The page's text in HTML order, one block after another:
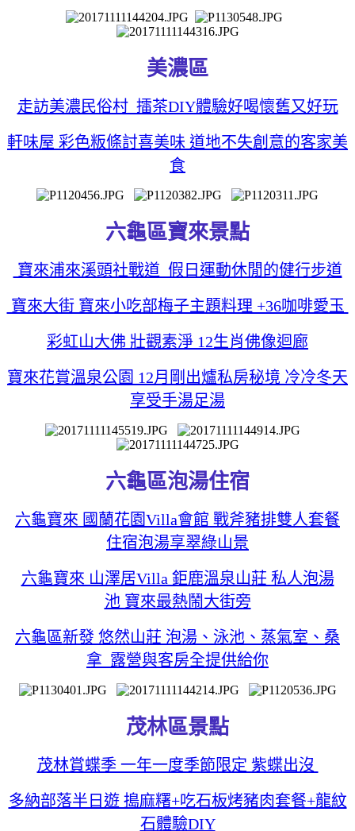
美濃區
走訪美濃民俗村 擂茶DIY體驗好喝懷舊又好玩
軒味屋 彩色粄條討喜美味 道地不失創意的客家美
食
六龜區寶來景點
寶來浦來溪頭社戰道 假日運動休閒的健行步道
寶來大街 寶來小吃部梅子主題料理 +36咖啡愛玉
彩虹山大佛 壯觀素淨 12生肖佛像迴廊
寶來花賞溫泉公園 12月剛出爐私房秘境 冷冷冬天
享受手湯足湯
六龜區泡湯住宿
六龜寶來 國蘭花園Villa會館 戰斧豬排雙人套餐
住宿泡湯享翠綠山景
六龜寶來 山澤居Villa 鉅鹿溫泉山莊 私人泡湯
池 寶來最熱鬧大街旁
六龜區新發 悠然山莊 泡湯、泳池、蒸氣室、桑
拿 露營與客房全提供給你
茂林區景點
茂林賞蝶季 一年一度季節限定 紫蝶出沒
多納部落半日遊 搗麻糬+吃石板烤豬肉套餐+龍紋
石體驗DIY